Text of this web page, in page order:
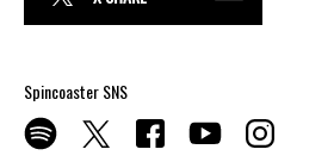
Spincoaster SNS